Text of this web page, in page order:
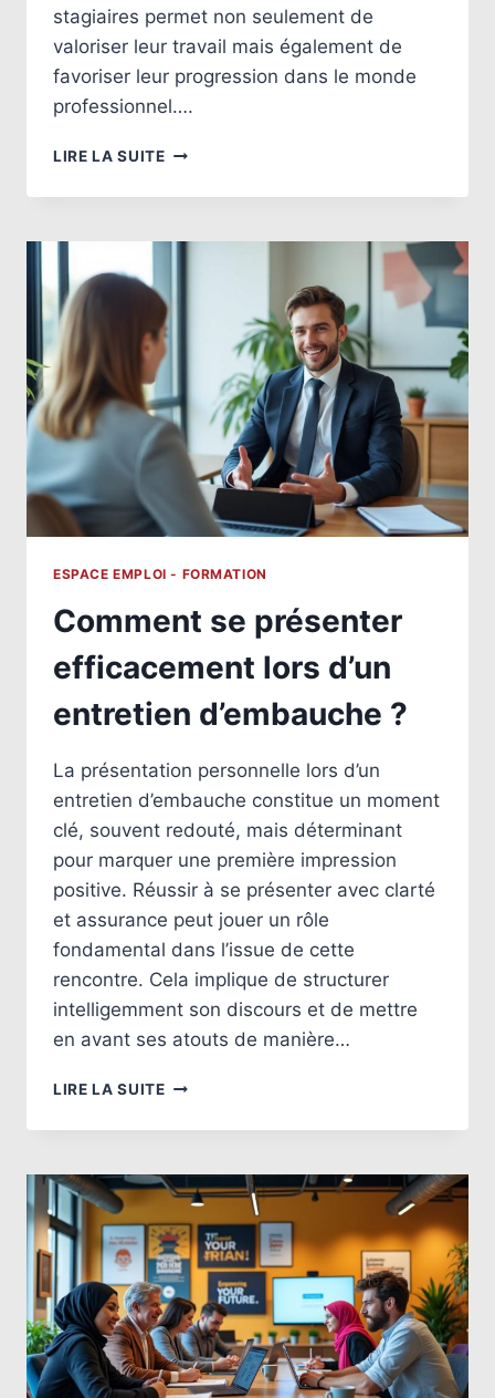
stagiaires permet non seulement de
valoriser leur travail mais également de
favoriser leur progression dans le monde
professionnel….
LIRE LA SUITEAPPRÉCIATION
STAGIAIRES
COMMENT
LEURS
PERFORMANCES
?
ESPACE EMPLOI - FORMATION
Comment se présenter
efficacement lors d’un
entretien d’embauche ?
La présentation personnelle lors d’un
entretien d’embauche constitue un moment
clé, souvent redouté, mais déterminant
pour marquer une première impression
positive. Réussir à se présenter avec clarté
et assurance peut jouer un rôle
fondamental dans l’issue de cette
rencontre. Cela implique de structurer
intelligemment son discours et de mettre
en avant ses atouts de manière…
LIRE LA SUITECOMMENT
PRÉSENTER
LORS
D’UN
ENTRETIEN
D’EMBAUCHE
?